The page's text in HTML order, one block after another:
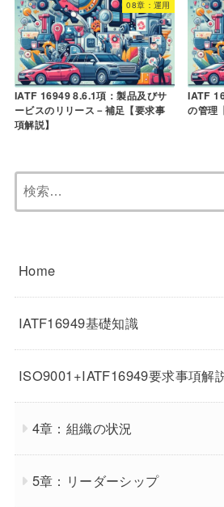
08章：運用
IATF 16949 8.6.1項：製品及びサ
ービスのリリース－補足【要求事
項解説】
IATF
の管理
索:
Home
IATF16949基礎知識
ISO9001+IATF16949要求事項解
4章：組織の状況
5章：リーダーシップ